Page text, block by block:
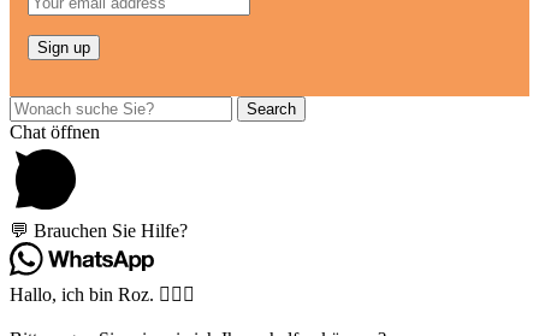
Search
Chat öffnen
💬 Brauchen Sie Hilfe?
Hallo, ich bin Roz. 🙋🏽‍♀